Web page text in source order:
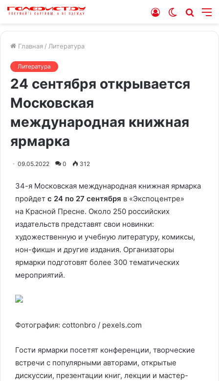
Switch
Войти
Главная / Литература
Литература
24 сентября открывается
Московская
международная книжная
ярмарка
09.05.2022 0 312
34-я Московская международная книжная ярмарка
пройдет с 24 по 27 сентября в «Экспоцентре»
на Красной Пресне. Около 250 российских
издательств представят свои новинки:
художественную и учебную литературу, комиксы,
нон-фикшн и другие издания. Организаторы
ярмарки подготовят более 300 тематических
мероприятий.
Фотография: cottonbro / pexels.com
Гости ярмарки посетят конференции, творческие
встречи с популярными авторами, открытые
дискуссии, презентации книг, лекции и мастер-